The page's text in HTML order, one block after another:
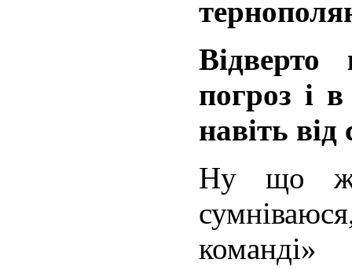
погроз і
навіть
Ну що ж